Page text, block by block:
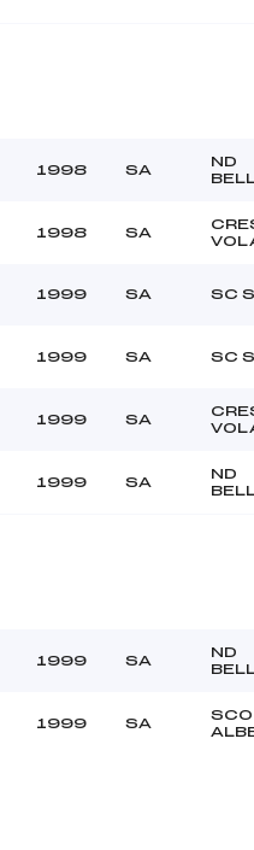
1998 SA
ND
1998 SA
1999 SA SC
1999 SA SC
1999 SA
1999 SA
ND
1999 SA
ND
1999 SA